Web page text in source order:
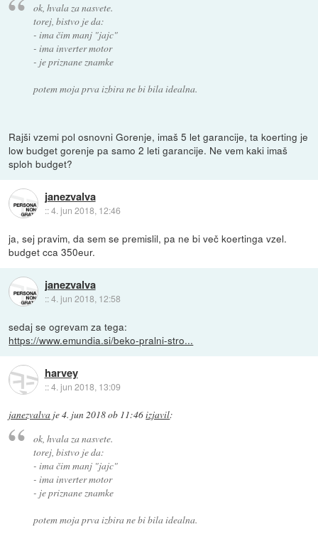
ok, hvala za nasvete.
torej, bistvo je da:
- ima čim manj "jajc"
- ima inverter motor
- je priznane znamke
potem moja prva izbira ne bi bila idealna.
Rajši vzemi pol osnovni Gorenje, imaš 5 let garancije, ta koerting je
low budget gorenje pa samo 2 leti garancije. Ne vem kaki imaš
sploh budget?
janezvalva
::4. jun 2018, 12:46
ja, sej pravim, da sem se premislil, pa ne bi več koertinga vzel.
budget cca 350eur.
janezvalva
::4. jun 2018, 12:58
sedaj se ogrevam za tega:
https://www.emundia.si/beko-pralni-stro...
harvey
::4. jun 2018, 13:09
janezvalva je4. jun 2018 ob 11:46izjavil:
ok, hvala za nasvete.
torej, bistvo je da:
- ima čim manj "jajc"
- ima inverter motor
- je priznane znamke
potem moja prva izbira ne bi bila idealna.